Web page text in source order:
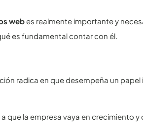
webes realmente importante y
es fundamental contar con él.
radica en que desempeña un
que la empresa vaya en crecimiento